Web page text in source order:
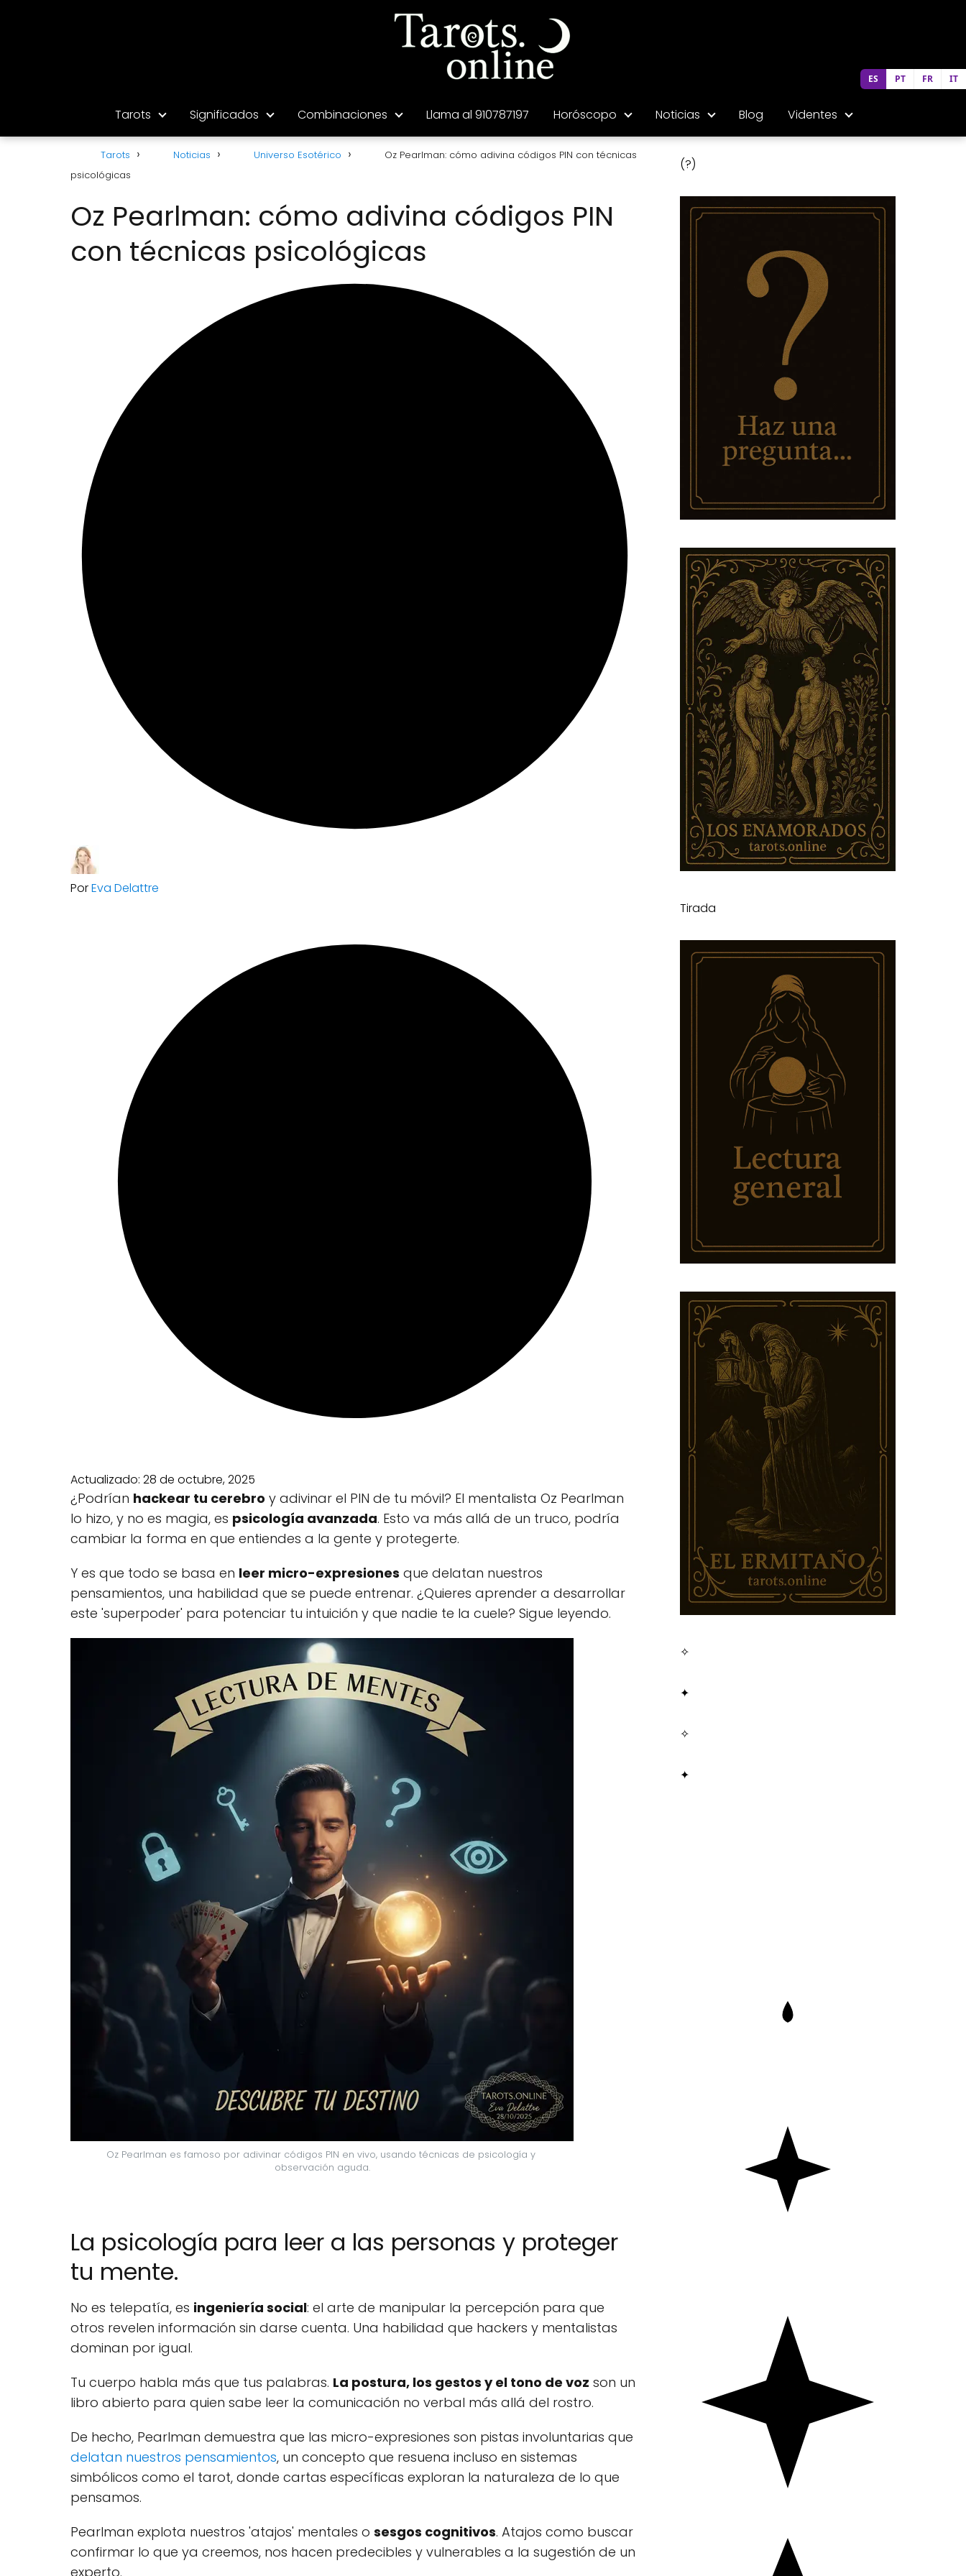
Tarots Significados Combinaciones Llama al 910787197 Horóscopo Noticias Blog Videntes
Tarots Noticias Universo Esotérico
Oz Pearlman: cómo adivina códigos PIN con técnicas
psicológicas
Oz Pearlman: cómo adivina códigos PIN
con técnicas psicológicas
PorEva Delattre
Actualizado: 28 de octubre, 2025
¿Podrían hackear tu cerebro y adivinar el PIN de tu móvil? El mentalista Oz Pearlman
lo hizo, y no es magia, es psicología avanzada. Esto va más allá de un truco, podría
cambiar la forma en que entiendes a la gente y protegerte.
Y es que todo se basa en leer micro-expresiones que delatan nuestros
pensamientos, una habilidad que se puede entrenar. ¿Quieres aprender a desarrollar
este 'superpoder' para potenciar tu intuición y que nadie te la cuele? Sigue leyendo.
Oz Pearlman es famoso por adivinar códigos PIN en vivo, usando técnicas de psicología y
observación aguda.
La psicología para leer a las personas y proteger
tu mente.
No es telepatía, es ingeniería social: el arte de manipular la percepción para que
otros revelen información sin darse cuenta. Una habilidad que hackers y mentalistas
dominan por igual.
Tu cuerpo habla más que tus palabras. La postura, los gestos y el tono de voz son un
libro abierto para quien sabe leer la comunicación no verbal más allá del rostro.
De hecho, Pearlman demuestra que las micro-expresiones son pistas involuntarias que
delatan nuestros pensamientos, un concepto que resuena incluso en sistemas
simbólicos como el tarot, donde cartas específicas exploran la naturaleza de lo que
pensamos.
Pearlman explota nuestros 'atajos' mentales o sesgos cognitivos. Atajos como buscar
confirmar lo que ya creemos, nos hacen predecibles y vulnerables a la sugestión de un
experto.
(?)
Tirada
✧
✦
✧
✦
ES PT FR IT